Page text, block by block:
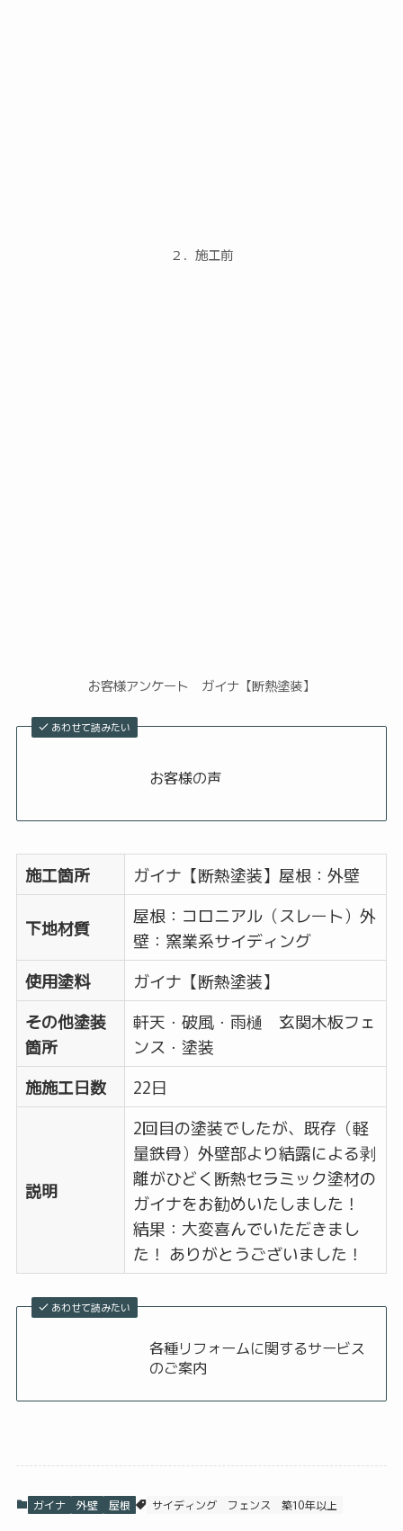
２．施工前
お客様アンケート ガイナ【断熱塗装】
あわせて読みたい
お客様の声
施工箇所 ガイナ【断熱塗装】屋根：外壁
下地材質
屋根：コロニアル（スレート）外
壁：窯業系サイディング
使用塗料
ガイナ【断熱塗装】
その他塗装
箇所
軒天・破風・雨樋 玄関木板フェ
ンス・塗装
施施工日数
22日
説明
2回目の塗装でしたが、既存（軽
量鉄骨）外壁部より結露による剥
離がひどく断熱セラミック塗材の
ガイナをお勧めいたしました！
結果：大変喜んでいただきまし
た！ ありがとうございました！
あわせて読みたい
各種リフォームに関するサービス
のご案内
ガイナ 外壁 屋根 サイディング フェンス 築10年以上